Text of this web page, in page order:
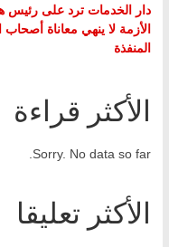
دار الخدمات ترد على رئيس
الأزمة لا ينهي معاناة
المنفذة
الأكثر قراءة
Sorry. No data so far.
الأكثر تعليقا